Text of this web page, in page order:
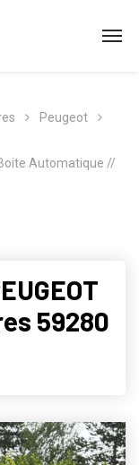
Peugeot
Automatique //
59280